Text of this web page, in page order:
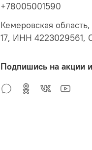
+78005001590
Кемеровская
17, ИНН 4223029561,
Подпишись на акции